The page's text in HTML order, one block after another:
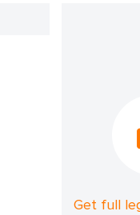
Get full